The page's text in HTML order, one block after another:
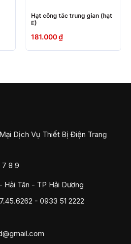
Hạt công tắc trung gian (hạt
E)
181.000₫
Dịch Vụ Thiết Bị Điện Trang
7 8 9
Hải Tân - TP Hải Dương
- 0933 51 2222